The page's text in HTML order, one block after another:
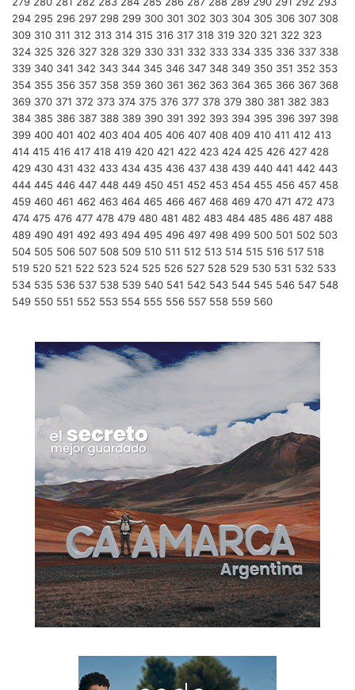
294 295 296 297 298 299 300 301 302 303 304 305 306 307 308
309 310 311 312 313 314 315 316 317 318 319 320 321 322 323
324 325 326 327 328 329 330 331 332 333 334 335 336 337 338
339 340 341 342 343 344 345 346 347 348 349 350 351 352 353
354 355 356 357 358 359 360 361 362 363 364 365 366 367 368
369 370 371 372 373 374 375 376 377 378 379 380 381 382 383
384 385 386 387 388 389 390 391 392 393 394 395 396 397 398
399 400 401 402 403 404 405 406 407 408 409 410 411 412 413
414 415 416 417 418 419 420 421 422 423 424 425 426 427 428
429 430 431 432 433 434 435 436 437 438 439 440 441 442 443
444 445 446 447 448 449 450 451 452 453 454 455 456 457 458
459 460 461 462 463 464 465 466 467 468 469 470 471 472 473
474 475 476 477 478 479 480 481 482 483 484 485 486 487 488
489 490 491 492 493 494 495 496 497 498 499 500 501 502 503
504 505 506 507 508 509 510 511 512 513 514 515 516 517 518
519 520 521 522 523 524 525 526 527 528 529 530 531 532 533
534 535 536 537 538 539 540 541 542 543 544 545 546 547 548
549 550 551 552 553 554 555 556 557 558 559 560